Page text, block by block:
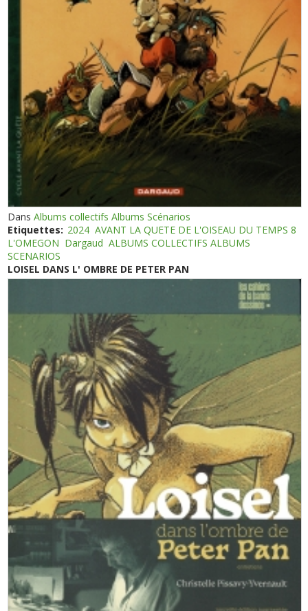
DansAlbums collectifs Albums Scénarios
Etiquettes: 2024 AVANT LA QUETE DE L'OISEAU DU TEMPS 8
L'OMEGON Dargaud ALBUMS COLLECTIFS ALBUMS
SCENARIOS
LOISEL DANS L' OMBRE DE PETER PAN